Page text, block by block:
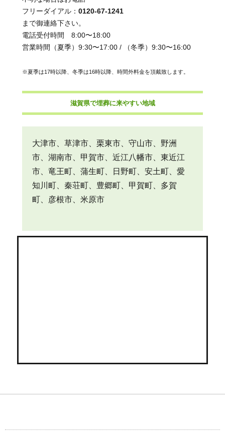
フリーダイアル：0120-67-1241
まで御連絡下さい。
電話受付時間 8:00〜18:00
営業時間（夏季）9:30〜17:00 / （冬季）9:30〜16:00
※夏季は17時以降、冬季は16時以降、時間外料金を頂戴致します。
滋賀県で埋葬に来やすい地域
大津市、草津市、栗東市、守山市、野洲
市、湖南市、甲賀市、近江八幡市、東近江
市、竜王町、蒲生町、日野町、安土町、愛
知川町、秦荘町、豊郷町、甲賀町、多賀
町、彦根市、米原市